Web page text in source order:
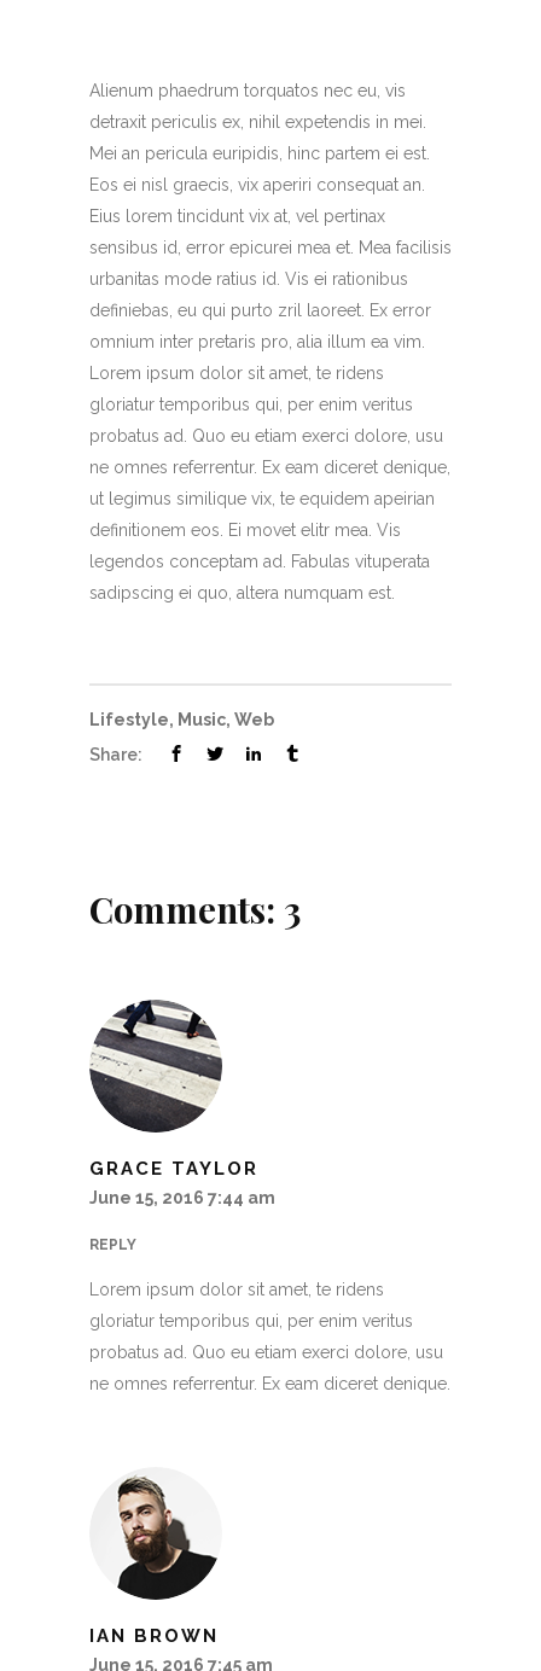
Alienum phaedrum torquatos nec eu, vis
detraxit periculis ex, nihil expetendis in mei.
Mei an pericula euripidis, hinc partem ei est.
Eos ei nisl graecis, vix aperiri consequat an.
Eius lorem tincidunt vix at, vel pertinax
sensibus id, error epicurei mea et. Mea facilisis
urbanitas mode ratius id. Vis ei rationibus
definiebas, eu qui purto zril laoreet. Ex error
omnium inter pretaris pro, alia illum ea vim.
Lorem ipsum dolor sit amet, te ridens
gloriatur temporibus qui, per enim veritus
probatus ad. Quo eu etiam exerci dolore, usu
ne omnes referrentur. Ex eam diceret denique,
ut legimus similique vix, te equidem apeirian
definitionem eos. Ei movet elitr mea. Vis
legendos conceptam ad. Fabulas vituperata
sadipscing ei quo, altera numquam est.
Lifestyle, Music, Web
Share:
Comments: 3
GRACE TAYLOR
June 15, 2016 7:44 am
REPLY
Lorem ipsum dolor sit amet, te ridens
gloriatur temporibus qui, per enim veritus
probatus ad. Quo eu etiam exerci dolore, usu
ne omnes referrentur. Ex eam diceret denique.
IAN BROWN
June 15, 2016 7:45 am